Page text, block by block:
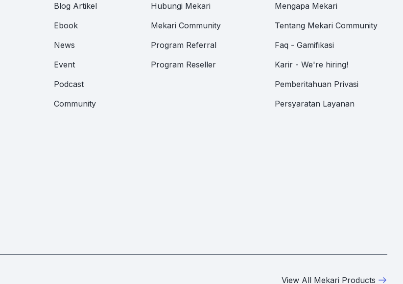
Blog Artikel
Ebook
News
Event
Podcast
Community
Hubungi Mekari
Mekari Community
Program Referral
Program Reseller
Mengapa Mekari
Tentang Mekari Community
Faq - Gamifikasi
Karir - We're hiring!
Pemberitahuan Privasi
Persyaratan Layanan
View All Mekari Products